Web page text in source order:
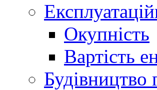
Окупність
Вартість
Будівництво